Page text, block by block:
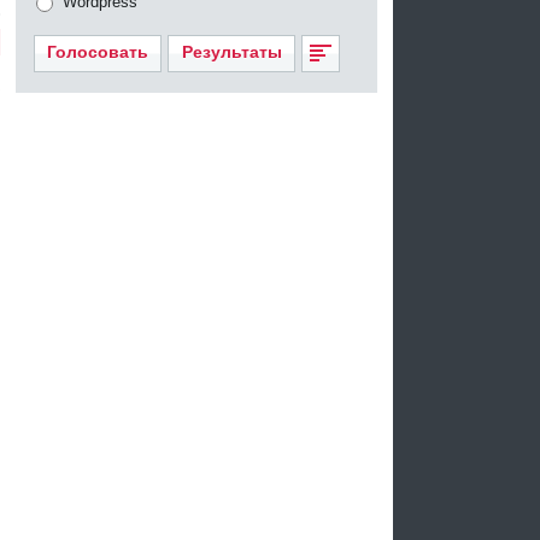
Голосовать Результаты